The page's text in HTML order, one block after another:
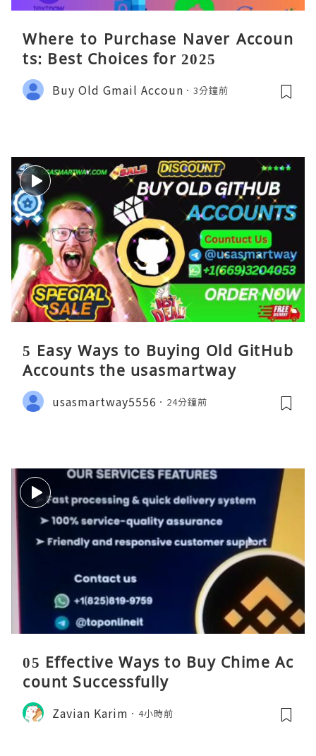
Where to Purchase Naver Accoun
ts: Best Choices for 2025
Buy Old Gmail Accoun 3分鐘前
5 Easy Ways to Buying Old GitHub
Accounts the usasmartway
usasmartway5556 24分鐘前
05 Effective Ways to Buy Chime Ac
count Successfully
Zavian Karim 4小時前